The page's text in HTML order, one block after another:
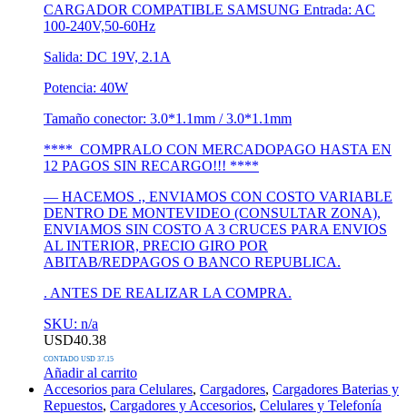
CARGADOR COMPATIBLE SAMSUNG Entrada: AC
100-240V,50-60Hz
Salida: DC 19V, 2.1A
Potencia: 40W
Tamaño conector: 3.0*1.1mm / 3.0*1.1mm
**** COMPRALO CON MERCADOPAGO HASTA EN
12 PAGOS SIN RECARGO!!! ****
— HACEMOS ., ENVIAMOS CON COSTO VARIABLE
DENTRO DE MONTEVIDEO (CONSULTAR ZONA),
ENVIAMOS SIN COSTO A 3 CRUCES PARA ENVIOS
AL INTERIOR, PRECIO GIRO POR
ABITAB/REDPAGOS O BANCO REPUBLICA.
. ANTES DE REALIZAR LA COMPRA.
SKU: n/a
USD40.38
CONTADO USD 37.15
Añadir al carrito
Accesorios para Celulares, Cargadores, Cargadores Baterias y
Repuestos, Cargadores y Accesorios, Celulares y Telefonía